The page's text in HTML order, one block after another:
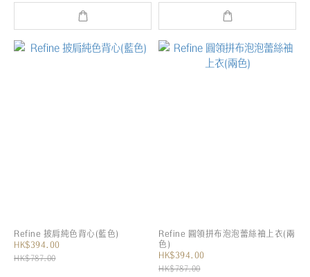
Refine 披肩純色背心(藍色)
HK$394.00
HK$787.00
Refine 圓領拼布泡泡蕾絲袖上衣(兩
色)
HK$394.00
HK$787.00